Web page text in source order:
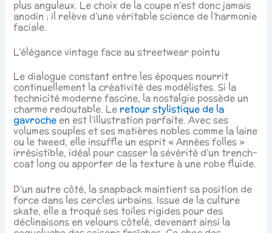
plus anguleux. Le choix de la coupe n’est donc jamais
anodin ; il relève d’une véritable science de l’harmonie
faciale.
L’élégance vintage face au streetwear pointu
Le dialogue constant entre les époques nourrit
continuellement la créativité des modélistes. Si la
technicité moderne fascine, la nostalgie possède un
charme redoutable. Le retour stylistique de la
gavroche en est l’illustration parfaite. Avec ses
volumes souples et ses matières nobles comme la laine
ou le tweed, elle insuffle un esprit « Années folles »
irrésistible, idéal pour casser la sévérité d’un trench-
coat long ou apporter de la texture à une robe fluide.
D’un autre côté, la snapback maintient sa position de
force dans les cercles urbains. Issue de la culture
skate, elle a troqué ses toiles rigides pour des
déclinaisons en velours côtelé, devenant ainsi la